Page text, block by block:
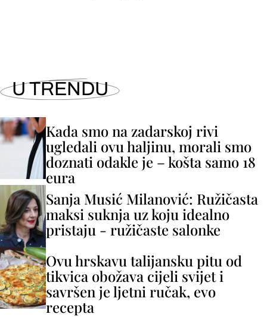
U TRENDU
Kada smo na zadarskoj rivi
ugledali ovu haljinu, morali smo
doznati odakle je – košta samo 18
eura
Sanja Musić Milanović: Ružičasta
maksi suknja uz koju idealno
pristaju - ružičaste salonke
Ovu hrskavu talijansku pitu od
tikvica obožava cijeli svijet i
savršen je ljetni ručak, evo
recepta